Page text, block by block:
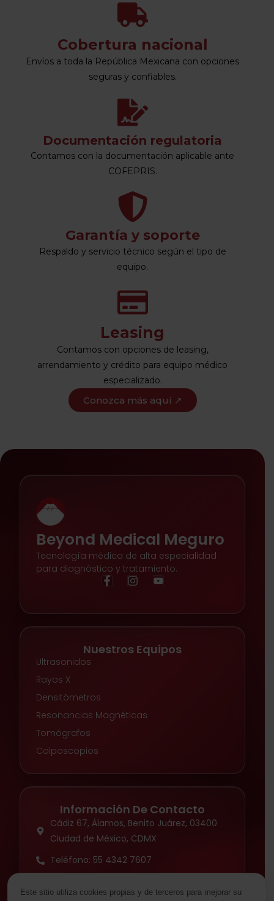
Cobertura nacional
Envíos a toda la República Mexicana con opciones
seguras y confiables.
Documentación regulatoria
Contamos con la documentación aplicable ante
COFEPRIS.
Garantía y soporte
Respaldo y servicio técnico según el tipo de
equipo.
Leasing
Contamos con opciones de leasing,
arrendamiento y crédito para equipo médico
especializado.
Conozca más aquí ↗
Beyond Medical Meguro
Tecnología médica de alta especialidad
para diagnóstico y tratamiento.
Nuestros Equipos
Ultrasonidos
Rayos X
Densitómetros
Resonancias Magnéticas
Tomógrafos
Colposcopios
Información De Contacto
Cádiz 67, Álamos, Benito Juárez, 03400
Ciudad de México, CDMX
Teléfono: 55 4342 7607
Este sitio utiliza cookies propias y de terceros para mejorar su